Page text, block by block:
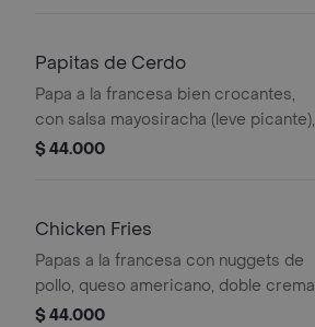
rallado, crocante de papa y crocante
de tocineta. dulce, ahumado y
brutalmente sabroso.
Papitas de Cerdo
Papa a la francesa bien crocantes,
con salsa mayosiracha (leve picante),
bondiola de cerdo bañada en bbq, col
crocante de tocineta. pa los que
picanteque se siente.
$ 44.000
Chicken Fries
Papas a la francesa con nuggets de
pollo, queso americano, doble crema
fundido, crocante de tocineta, queso
$ 44.000